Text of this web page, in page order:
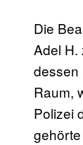
Die
Adel H.
dessen
Raum,
Polizei